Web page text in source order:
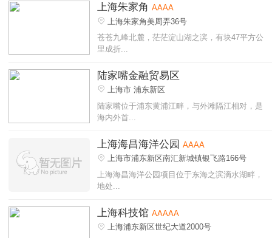
上海朱家角 AAAA
上海朱家角美周弄36号
苍苍九峰北麓，茫茫淀山湖之滨，有块47平方公
里成折...
陆家嘴金融贸易区
上海市 浦东新区
陆家嘴位于浦东黄浦江畔，与外滩隔江相对，是
海内外首...
上海海昌海洋公园 AAAA
上海市浦东新区南汇新城镇银飞路166号
上海海昌海洋公园项目位于东海之滨滴水湖畔，
地处...
上海科技馆 AAAAA
上海浦东新区世纪大道2000号